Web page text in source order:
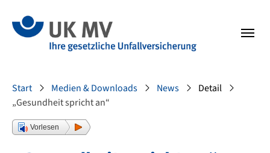
Sie sind hier:
Start Medien & Downloads News
Detail
„Gesundheit spricht an“
Vorlesen